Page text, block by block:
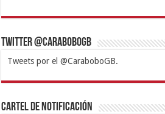
Twitter @CaraboboGB
Tweets por el @CaraboboGB.
1xbetBetturkeyBetistKralbetSupertotobet
https://mvbcasino.com/
Cartel de Notificación